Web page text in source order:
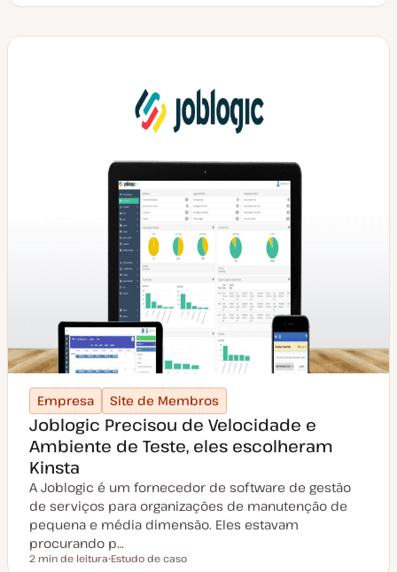
i
o
Empresa Site de Membros
Joblogic Precisou de Velocidade e
Ambiente de Teste, eles escolheram
Kinsta
A Joblogic é um fornecedor de software de gestão
de serviços para organizações de manutenção de
pequena e média dimensão. Eles estavam
procurando p…
Tempo de leitura
2 min de leitura Estudo de caso